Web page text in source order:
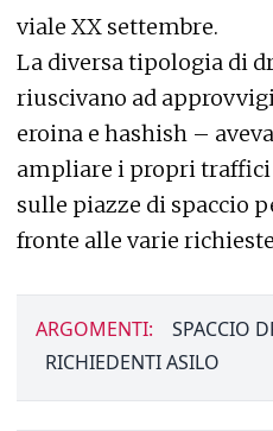
viale XX settembre.
La diversa tipologia di
riuscivano ad
eroina e hashish –
ampliare i propri
sulle piazze di spaccio
fronte alle varie
ARGOMENTI:
SPACCIO
RICHIEDENTI ASILO